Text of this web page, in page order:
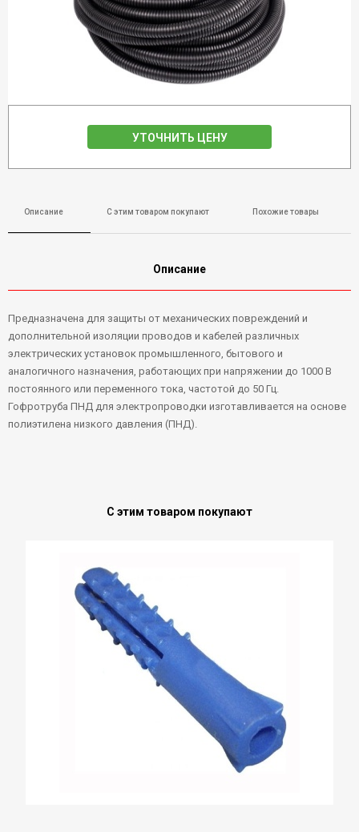
УТОЧНИТЬ ЦЕНУ
Описание С этим товаром покупают Похожие товары
Описание
Предназначена для защиты от механических повреждений и
дополнительной изоляции проводов и кабелей различных
электрических установок промышленного, бытового и
аналогичного назначения, работающих при напряжении до 1000 В
постоянного или переменного тока, частотой до 50 Гц.
Гофротруба ПНД для электропроводки изготавливается на основе
полиэтилена низкого давления (ПНД).
С этим товаром покупают